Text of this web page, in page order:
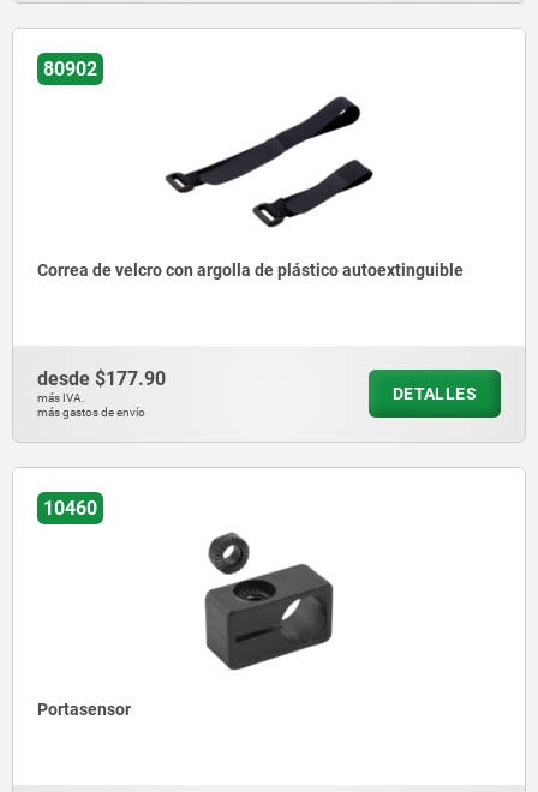
80902
Correa de velcro con argolla de plástico autoextinguible
desde $177.90
más IVA.
más gastos de envío
DETALLES
10460
Portasensor